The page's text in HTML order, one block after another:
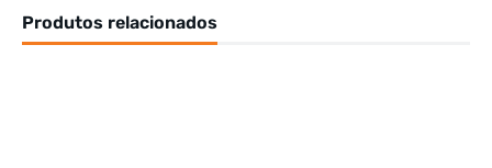
Produtos relacionados